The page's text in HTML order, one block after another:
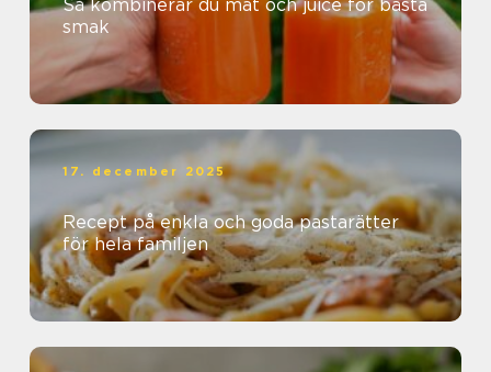
Så kombinerar du mat och juice för bästa
smak
17. december 2025
Recept på enkla och goda pastarätter
för hela familjen